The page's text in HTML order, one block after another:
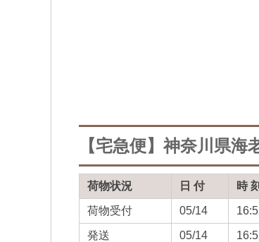
【宅急便】神奈川県
荷物状況 日 付 時 刻
荷物受付 05/14
発送 05/14